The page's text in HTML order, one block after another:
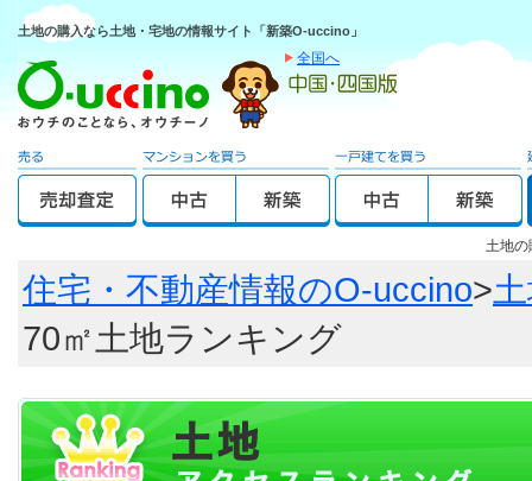
土地の購入なら土地・宅地の情報サイト「新築O-uccino」
全国へ
土地
住宅・不動産情報のO-uccino>
70㎡土地ランキング